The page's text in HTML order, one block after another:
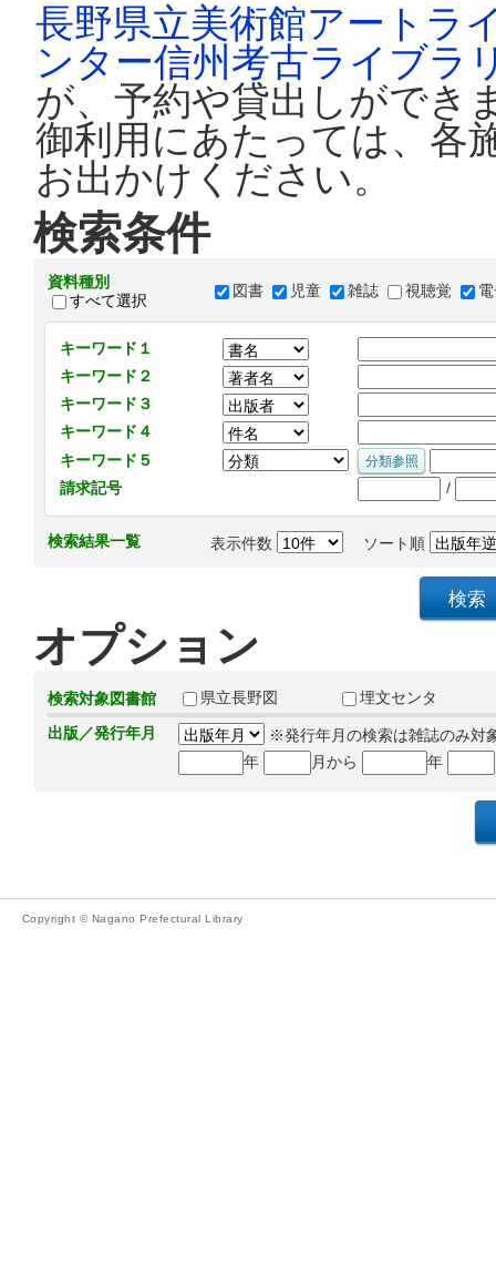
長野県立美術館アートラ
ンター信州考古ライブラ
が、予約や貸出しができ
御利用にあたっては、各
お出かけください。
検索条件
資料種別
すべて選択
図書 児童 雑誌 視聴覚
キーワード１
キーワード２
キーワード３
キーワード４
キーワード５
請求記号
/
検索結果一覧 表示件数 ソート順
オプション
検索対象図書館 県立長野図
埋文センタ
出版／発行年月
※発行年月の検索は雑誌のみ対
年
月から 年
Copyright © Nagano Prefectural Library